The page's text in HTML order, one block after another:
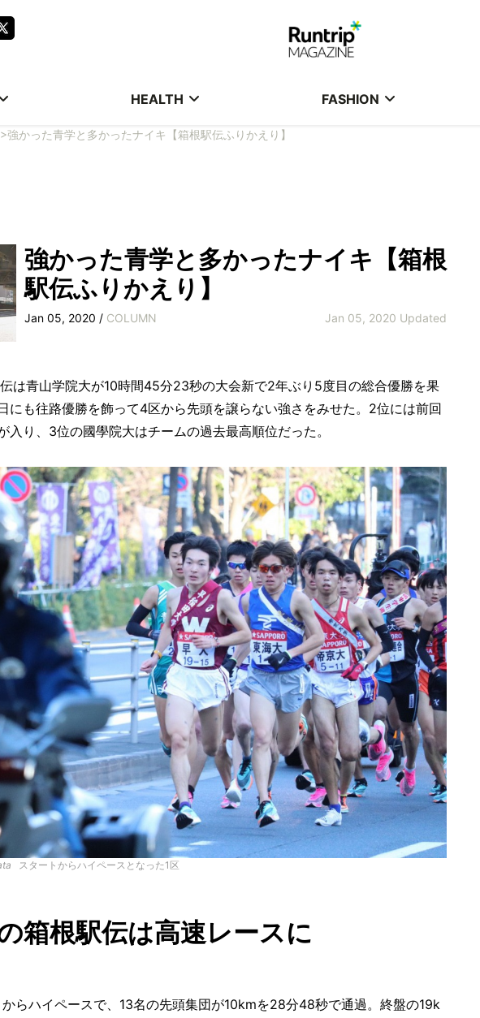
HEALTH FASHION
>強かった青学と多かったナイキ【箱根駅伝ふりかえり】
強かった青学と多かったナイキ【箱根
駅伝ふりかえり】
Jan 05, 2020 / COLUMN Jan 05, 2020 Updated
は青山学院大が10時間45分23秒の大会新で2年ぶり5度目の総合優勝を果
にも往路優勝を飾って4区から先頭を譲らない強さをみせた。2位には前回
入り、3位の國學院大はチームの過去最高順位だった。
スタートからハイペースとなった1区
箱根駅伝は高速レースに
からハイペースで、13名の先頭集団が10kmを28分48秒で通過。終盤の19k